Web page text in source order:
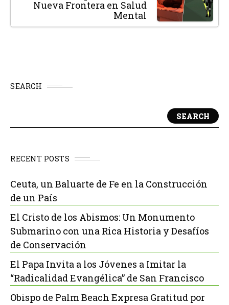
Nueva Frontera en Salud
Mental
SEARCH
SEARCH
RECENT POSTS
Ceuta, un Baluarte de Fe en la Construcción
de un País
El Cristo de los Abismos: Un Monumento
Submarino con una Rica Historia y Desafíos
de Conservación
El Papa Invita a los Jóvenes a Imitar la
“Radicalidad Evangélica” de San Francisco
Obispo de Palm Beach Expresa Gratitud por